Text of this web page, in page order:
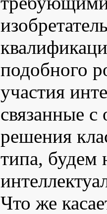
подобного
участия
связанные с
решения
типа, будем
Что же